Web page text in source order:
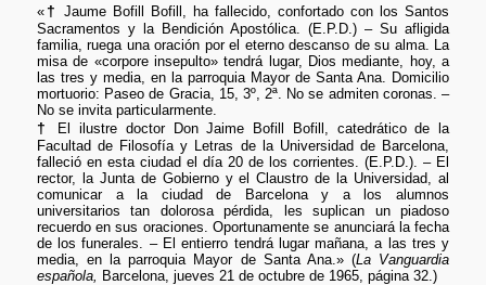
«† Jaume Bofill Bofill, ha fallecido, confortado con los Santos
Sacramentos y la Bendición Apostólica. (E.P.D.) – Su afligida
familia, ruega una oración por el eterno descanso de su alma. La
misa de «corpore insepulto» tendrá lugar, Dios mediante, hoy, a
las tres y media, en la parroquia Mayor de Santa Ana. Domicilio
mortuorio: Paseo de Gracia, 15, 3º, 2ª. No se admiten coronas. –
No se invita particularmente.
†
El ilustre doctor Don Jaime Bofill Bofill, catedrático de la
Facultad de Filosofía y Letras de la Universidad de Barcelona,
falleció en esta ciudad el día 20 de los corrientes. (E.P.D.). – El
rector, la Junta de Gobierno y el Claustro de la Universidad, al
comunicar a la ciudad de Barcelona y a los alumnos
universitarios tan dolorosa pérdida, les suplican un piadoso
recuerdo en sus oraciones. Oportunamente se anunciará la fecha
de los funerales. – El entierro tendrá lugar mañana, a las tres y
media, en la parroquia Mayor de Santa Ana.» (La Vanguardia
española, Barcelona, jueves 21 de octubre de 1965, página 32.)